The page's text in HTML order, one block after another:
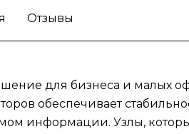
доступность данных для
трафика и простота
состоянии. Высокая
Zyxel XS1930-10 делают
как для малых, так и для
Отзывы
для бизнеса и малых
обеспечивает
информации. Узлы,